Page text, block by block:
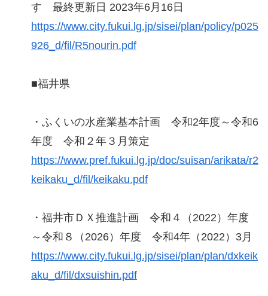
す 最終更新日 2023年6月16日
https://www.city.fukui.lg.jp/sisei/plan/policy/p025
926_d/fil/R5nourin.pdf
■福井県
・ふくいの水産業基本計画 令和2年度～令和6
年度 令和２年３月策定
https://www.pref.fukui.lg.jp/doc/suisan/arikata/r2
keikaku_d/fil/keikaku.pdf
・福井市ＤＸ推進計画 令和４（2022）年度
～令和８（2026）年度 令和4年（2022）3月
https://www.city.fukui.lg.jp/sisei/plan/plan/dxkeik
aku_d/fil/dxsuishin.pdf